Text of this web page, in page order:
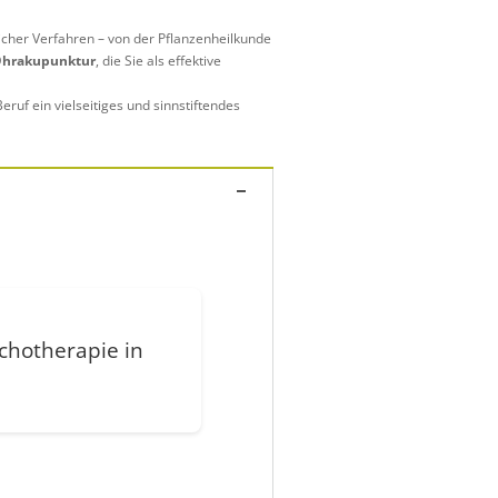
Verfahren – von der Pflanzenheilkunde
, die Sie als effektive
ein vielseitiges und sinnstiftendes
in